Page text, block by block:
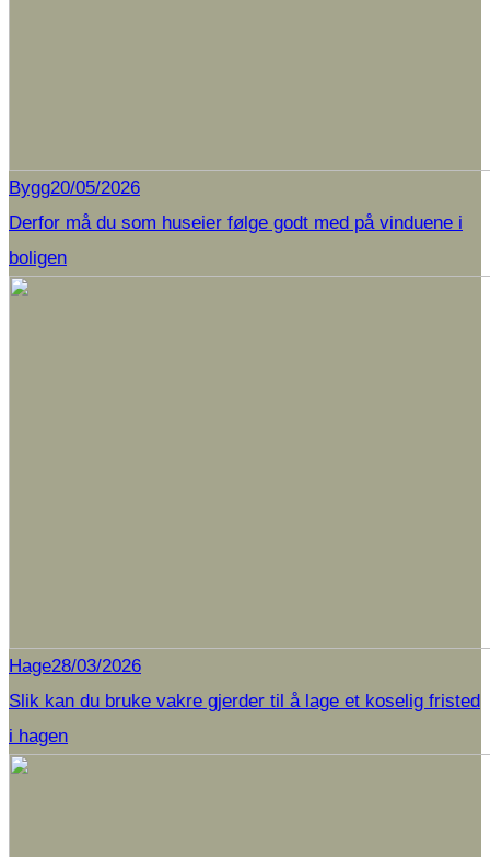
Bygg20/05/2026
Derfor må du som huseier følge godt med på vinduene i
boligen
Hage28/03/2026
Slik kan du bruke vakre gjerder til å lage et koselig fristed
i hagen